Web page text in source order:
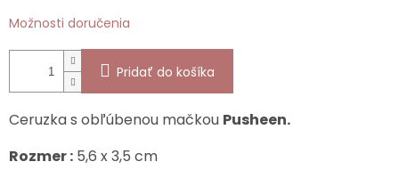
Možnosti doručenia
Pridať do košíka
Ceruzka s obľúbenou mačkou Pusheen.
Rozmer : 5,6 x 3,5 cm